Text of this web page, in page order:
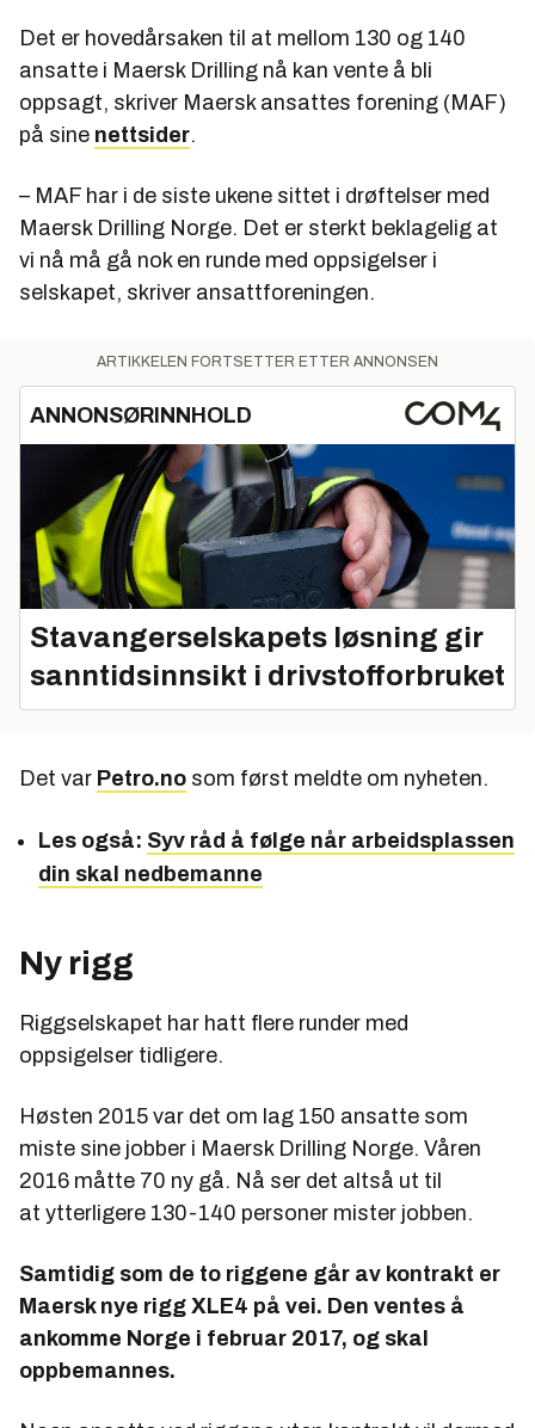
Det er hovedårsaken til at mellom 130 og 140
ansatte i Maersk Drilling nå kan vente å bli
oppsagt, skriver Maersk ansattes forening (MAF)
på sine nettsider.
– MAF har i de siste ukene sittet i drøftelser med
Maersk Drilling Norge. Det er sterkt beklagelig at
vi nå må gå nok en runde med oppsigelser i
selskapet, skriver ansattforeningen.
ARTIKKELEN FORTSETTER ETTER ANNONSEN
ANNONSØRINNHOLD
Stavangerselskapets løsning gir
sanntidsinnsikt i drivstofforbruket
Det var Petro.no som først meldte om nyheten.
Les også: Syv råd å følge når arbeidsplassen
din skal nedbemanne
Ny rigg
Riggselskapet har hatt flere runder med
oppsigelser tidligere.
Høsten 2015 var det om lag 150 ansatte som
miste sine jobber i Maersk Drilling Norge. Våren
2016 måtte 70 ny gå. Nå ser det altså ut til
at ytterligere 130-140 personer mister jobben.
Samtidig som de to riggene går av kontrakt er
Maersk nye rigg XLE4 på vei. Den ventes å
ankomme Norge i februar 2017, og skal
oppbemannes.